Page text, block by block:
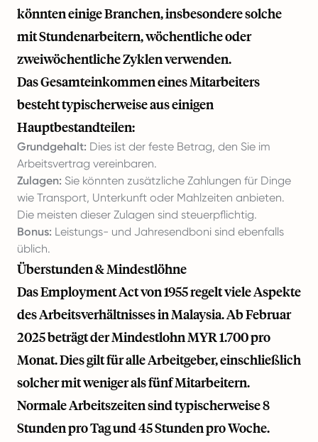
könnten einige Branchen, insbesondere solche
mit Stundenarbeitern, wöchentliche oder
zweiwöchentliche Zyklen verwenden.
Das Gesamteinkommen eines Mitarbeiters
besteht typischerweise aus einigen
Hauptbestandteilen:
Grundgehalt: Dies ist der feste Betrag, den Sie im
Arbeitsvertrag vereinbaren.
Zulagen: Sie könnten zusätzliche Zahlungen für Dinge
wie Transport, Unterkunft oder Mahlzeiten anbieten.
Die meisten dieser Zulagen sind steuerpflichtig.
Bonus: Leistungs- und Jahresendboni sind ebenfalls
üblich.
Überstunden & Mindestlöhne
Das Employment Act von 1955 regelt viele Aspekte
des Arbeitsverhältnisses in Malaysia. Ab Februar
2025 beträgt der Mindestlohn MYR 1.700 pro
Monat. Dies gilt für alle Arbeitgeber, einschließlich
solcher mit weniger als fünf Mitarbeitern.
Normale Arbeitszeiten sind typischerweise 8
Stunden pro Tag und 45 Stunden pro Woche.